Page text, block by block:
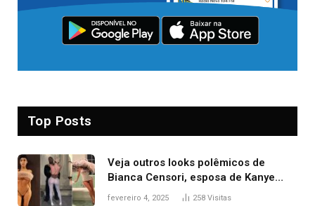
Top Posts
Veja outros looks polêmicos de
Bianca Censori, esposa de Kanye
West que apareceu nua no Grammy
fevereiro 4, 2025 258 Visitas